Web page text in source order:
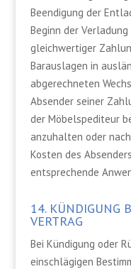
Beendigung der
Beginn der
gleichwertiger
Barauslagen in
abgerechneten
Absender seiner
der Möbelspediteur
anzuhalten oder
Kosten des
entsprechende
14. KÜNDIGUNG
VERTRAG
Bei Kündigung oder
einschlägigen